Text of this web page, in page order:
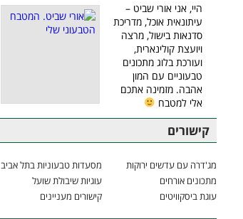
היי, אני אורי שביט –
עיתונאית אוכל, מדריכת
סדנאות בישול, מרצה
ויועצת קולינארית,
ועורכת בלוג מתכונים
טבעוניים עם המון
אהבה. מזמינה אתכם
אלי למטבח
קישורים
מג'דרה עם עדשים ירוקות
מסעדות טבעוניות בתל אביב
מתכונים אורחים
עוגיות שיבולת שועל
עוגת ביסקוויטים
קישורים מעניינים